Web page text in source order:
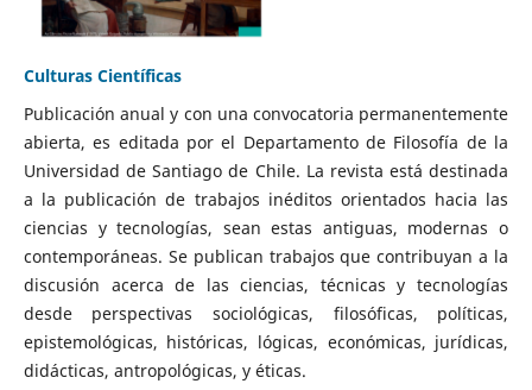
Culturas Científicas
Publicación anual y con una convocatoria permanentemente
abierta, es editada por el Departamento de Filosofía de la
Universidad de Santiago de Chile. La revista está destinada
a la publicación de trabajos inéditos orientados hacia las
ciencias y tecnologías, sean estas antiguas, modernas o
contemporáneas. Se publican trabajos que contribuyan a la
discusión acerca de las ciencias, técnicas y tecnologías
desde perspectivas sociológicas, filosóficas, políticas,
epistemológicas, históricas, lógicas, económicas, jurídicas,
didácticas, antropológicas, y éticas.